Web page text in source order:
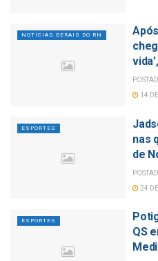
NOTÍCIAS GERAIS DO RN
14
ESPORTES
nas
de
24
ESPORTES
QS